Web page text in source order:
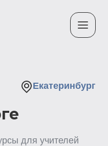
Екатеринбург
для учителей